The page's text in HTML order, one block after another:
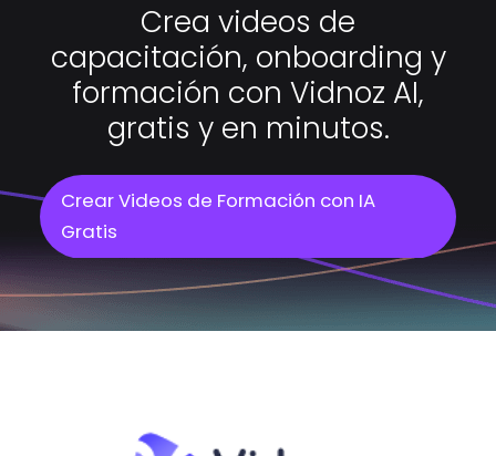
Crea videos de
capacitación, onboarding y
formación con Vidnoz AI,
gratis y en minutos.
Crear Videos de Formación con IA
Gratis